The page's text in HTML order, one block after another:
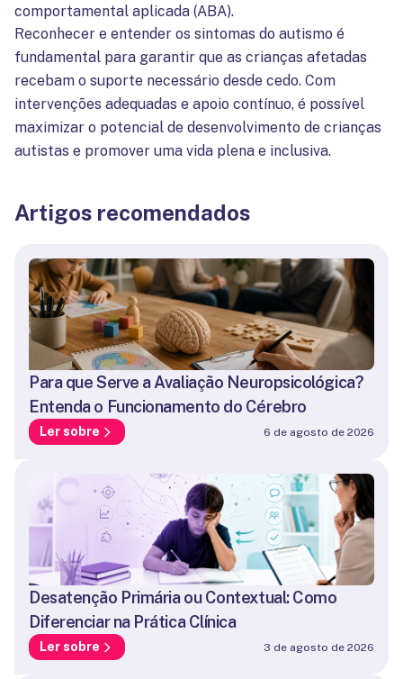
comportamental aplicada (ABA).
Reconhecer e entender os sintomas do autismo é
fundamental para garantir que as crianças afetadas
recebam o suporte necessário desde cedo. Com
intervenções adequadas e apoio contínuo, é possível
maximizar o potencial de desenvolvimento de crianças
autistas e promover uma vida plena e inclusiva.
Artigos recomendados
Para que Serve a Avaliação Neuropsicológica?
Entenda o Funcionamento do Cérebro
Ler sobre 6 de agosto de 2026
Desatenção Primária ou Contextual: Como
Diferenciar na Prática Clínica
Ler sobre 3 de agosto de 2026